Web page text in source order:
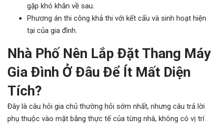
gặp khó khăn về sau.
Phương án thi công khả thi với kết cấu và sinh hoạt hiện
tại của gia đình.
Nhà Phố Nên Lắp Đặt Thang Máy
Gia Đình Ở Đâu Để Ít Mất Diện
Tích?
Đây là câu hỏi gia chủ thường hỏi sớm nhất, nhưng câu trả lời
phụ thuộc vào mặt bằng thực tế của từng nhà, không có vị trí